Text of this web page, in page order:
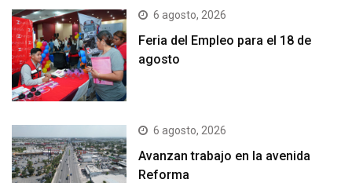
6 agosto, 2026
Feria del Empleo para el 18 de
agosto
6 agosto, 2026
Avanzan trabajo en la avenida
Reforma